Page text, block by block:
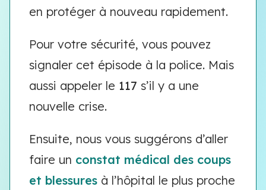
en protéger à nouveau rapidement.
Pour votre sécurité, vous pouvez
signaler cet épisode à la police. Mais
aussi appeler le 117 s’il y a une
nouvelle crise.
Ensuite, nous vous suggérons d’aller
faire un constat médical des coups
et blessures à l’hôpital le plus proche